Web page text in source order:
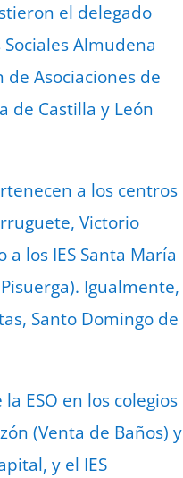
el delegado
Almudena
Asociaciones de
de Castilla y León
a los centros
Victorio
los IES Santa María
Igualmente,
Santo Domingo de
ESO en los colegios
(Venta de Baños) y
y el IES